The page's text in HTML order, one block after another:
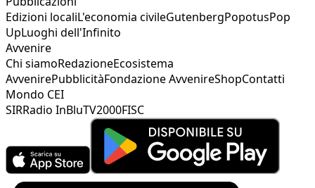
Edizioni localiL'economia civileGutenbergPopotusPop
UpLuoghi dell'Infinito
Avvenire
Chi siamoRedazioneEcosistema
AvvenirePubblicitàFondazione AvvenireShopContatti
Mondo CEI
SIRRadio InBluTV2000FISC